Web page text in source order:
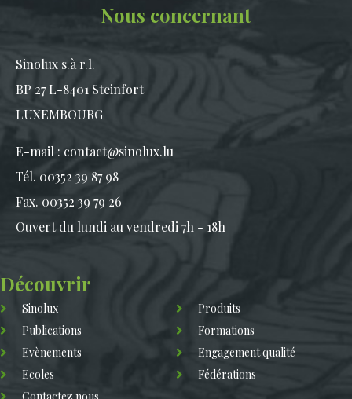
Nous concernant
Sinolux s.à r.l.
BP 27 L-8401 Steinfort
LUXEMBOURG
E-mail : contact@sinolux.lu
Tél. 00352 39 87 98
Fax. 00352 39 79 26
Ouvert du lundi au vendredi 7h - 18h
Découvrir
Sinolux
Produits
Publications
Formations
Evènements
Engagement qualité
Ecoles
Fédérations